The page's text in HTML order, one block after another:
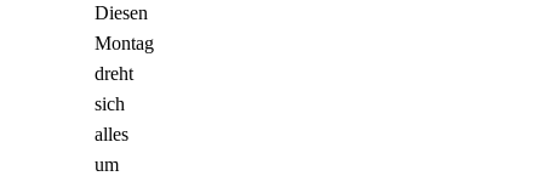
Diesen
Montag
dreht
sich
alles
um